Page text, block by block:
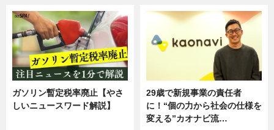
ガソリン暫定税率廃止【やさ
しいニュースワード解説】
29歳で新規事業の責任者
に！“個の力から社会の仕様を
変える”カオナビ流…